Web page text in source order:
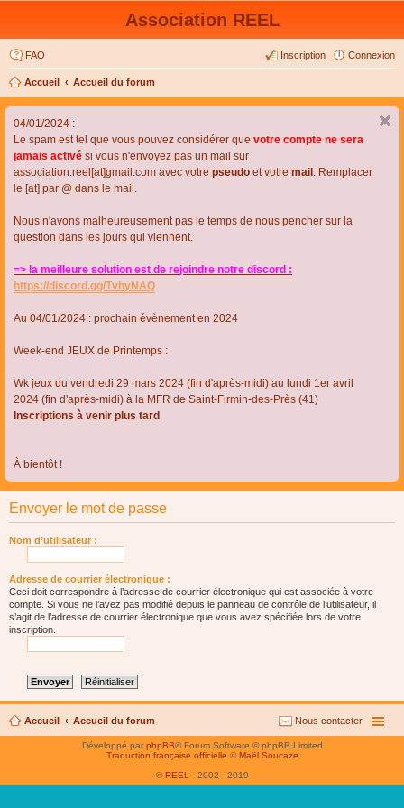
Association REEL
FAQ Connexion
Inscription
Accueil Accueil du forum
04/01/2024 :
Le spam est tel que vous pouvez considérer que votre compte ne sera
jamais activé si vous n'envoyez pas un mail sur
association.reel[at]gmail.com avec votre pseudo et votre mail . Remplacer
le [at] par @ dans le mail.
Nous n'avons malheureusement pas le temps de nous pencher sur la
question dans les jours qui viennent.
=> la meilleure solution est de rejoindre notre discord :
https://discord.gg/TvhyNAQ
Au 04/01/2024 : prochain évènement en 2024
Week-end JEUX de Printemps :
Wk jeux du vendredi 29 mars 2024 (fin d'après-midi) au lundi 1er avril
2024 (fin d'après-midi) à la MFR de Saint-Firmin-des-Près (41)
Inscriptions à venir plus tard
À bientôt !
Envoyer le mot de passe
Nom d’utilisateur :
Adresse de courrier électronique :
Ceci doit correspondre à l’adresse de courrier électronique qui est associée à votre
compte. Si vous ne l’avez pas modifié depuis le panneau de contrôle de l’utilisateur, il
s’agit de l’adresse de courrier électronique que vous avez spécifiée lors de votre
inscription.
Accueil Accueil du forum Nous contacter
Développé parphpBB® Forum Software © phpBB Limited
Traduction française officielle © Maël Soucaze
© REEL - 2002 - 2019